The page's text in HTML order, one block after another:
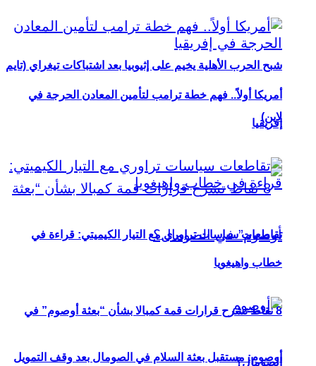
شبح الحرب الأهلية يخيم على إثيوبيا بعد اشتباكات تيغراي (تايم
لاين)
8 نقاط تشرح قرارات قمة كمبالا بشأن “بعثة أوصوم” في
الصومال؟
أمريكا أولاً.. فهم خطة ترامب لتأمين المعادن الحرجة في
إفريقيا
تقاطعات سياسات تراوري مع التيار الكيميتي: قراءة في
خطاب واهيغويا
أوصوم: مستقبل بعثة السلام في الصومال بعد وقف التمويل